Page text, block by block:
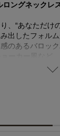
ロングネックレ
、“あなただけ
出したフォル
のあるバロッ
ーカー風など
ドレススタイ
つとして同じ